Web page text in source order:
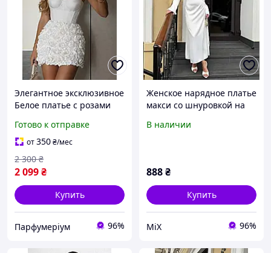
Элегантное эксклюзивное
Белое платье с розами
мини-платье красивого
качества модное
изысканное молочное
Готово к отправке
от350₴/мес
2 099₴
2 300 ₴
Купить
Парфумеріум 96%
Женское нарядное платье
макси со шнуровкой на
щільний дабл шовк (33-
В наличии
888₴
Купить
MiX 96%